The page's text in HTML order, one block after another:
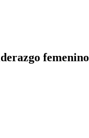
femenino